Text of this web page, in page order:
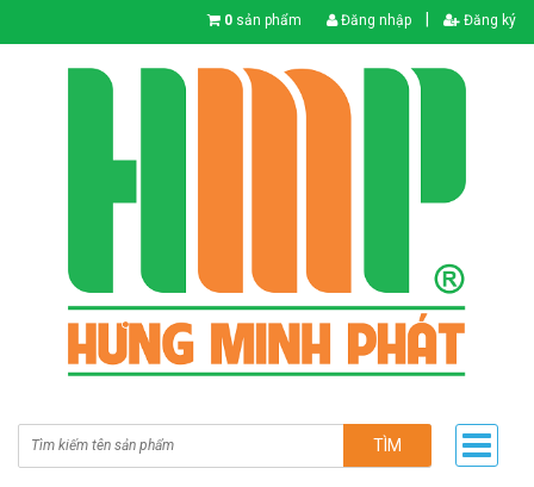
0 sản phẩm Đăng nhập Đăng ký
TÌM